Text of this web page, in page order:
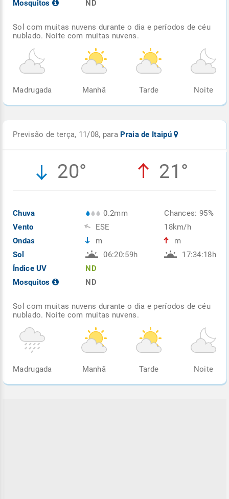
Mosquitos
ND
Sol com muitas nuvens durante o dia e períodos de céu
nublado. Noite com muitas nuvens.
Madrugada Manhã Tarde Noite
Previsão de terça, 11/08, para Praia de Itaipú
20° 21°
Chuva
Vento
Ondas
Sol
Índice UV
Mosquitos
0.2mm
ESE
m
06:20:59h
ND
ND
Chances: 95%
18km/h
m
17:34:18h
Sol com muitas nuvens durante o dia e períodos de céu
nublado. Noite com muitas nuvens.
Madrugada Manhã Tarde Noite